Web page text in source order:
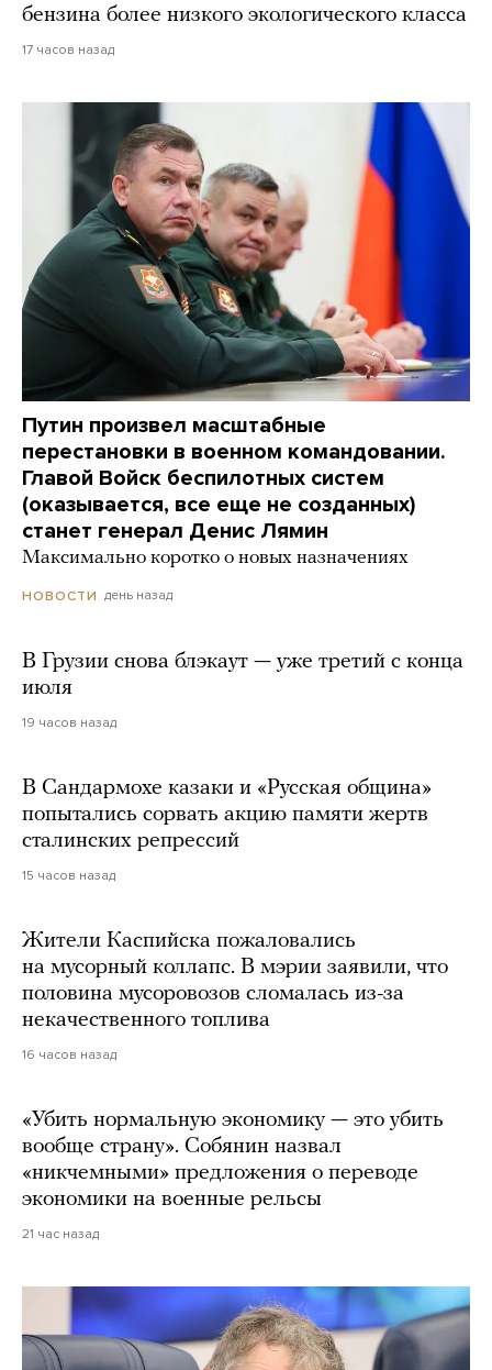
бензина более низкого экологического класса
17 часов назад
Путин произвел масштабные
перестановки в военном командовании.
Главой Войск беспилотных систем
(оказывается, все еще не созданных)
станет генерал Денис Лямин
Максимально коротко о новых назначениях
НОВОСТИ день назад
В Грузии снова блэкаут — уже третий с конца
июля
19 часов назад
В Сандармохе казаки и «Русская община»
попытались сорвать акцию памяти жертв
сталинских репрессий
15 часов назад
Жители Каспийска пожаловались
на мусорный коллапс. В мэрии заявили, что
половина мусоровозов сломалась из-за
некачественного топлива
16 часов назад
«Убить нормальную экономику — это убить
вообще страну». Собянин назвал
«никчемными» предложения о переводе
экономики на военные рельсы
21 час назад